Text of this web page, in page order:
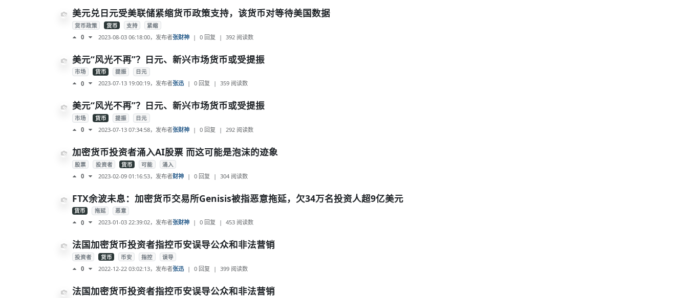
美元兑日元受美联储紧缩货币政策支持，该货币对等待美国数据
货币政策 货币 支持 紧缩
0 2023-08-03 06:18:00，发布者张财神 | 0 回复 | 392 阅读数
美元“风光不再”？日元、新兴市场货币或受提振
市场 货币 提振 日元
0 2023-07-13 19:00:19，发布者张迅 | 0 回复 | 359 阅读数
美元“风光不再”？日元、新兴市场货币或受提振
市场 货币 提振 日元
0 2023-07-13 07:34:58，发布者张财神 | 0 回复 | 292 阅读数
加密货币投资者涌入AI股票 而这可能是泡沫的迹象
股票 投资者 货币 可能 涌入
0 2023-02-09 01:16:53，发布者财神 | 0 回复 | 304阅读数
FTX余波未息：加密货币交易所Genisis被指恶意拖延，欠34万名投资人超9亿美元
货币 拖延 恶意
0 2023-01-03 22:39:02，发布者张财神 | 0 回复 | 453 阅读数
法国加密货币投资者指控币安误导公众和非法营销
投资者 货币 币安 指控 误导
0 2022-12-22 03:02:13，发布者张迅 | 0 回复 | 399 阅读数
法国加密货币投资者指控币安误导公众和非法营销